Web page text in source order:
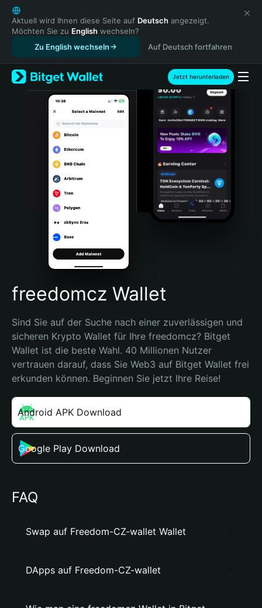
English
日本語
Tiếng Việt
Русский
Español (Latinoamérica)
Türkçe
Italiano
Português (Portugal)
Bahasa Indonesia
Português (Brasil)
Español (Argentina)
Aktuell wird Ihnen diese Seite auf Deutsch angezeigt.
Möchten Sie zu English wechseln?
Zu English wechseln
Auf Deutsch fortfahren
Jetzt herunterladen
freedomcz Wallet
Sind Sie auf der Suche nach einer zuverlässigen und
sicheren Krypto Wallet für Ihre freedomcz? Bitget
Wallet ist die beste Wahl. 40 Millionen Nutzer
vertrauen darauf, dass Sie Web3 auf Bitget Wallet frei
erkunden können. Beginnen Sie jetzt Ihre Reise!
Android APK Download
Google Play Download
FAQ
Swap auf Freedom-CZ-wallet Wallet
DApps auf Freedom-CZ-wallet